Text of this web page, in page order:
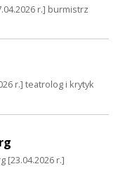
r.] burmistrz
r.] teatrolog i krytyk
[23.04.2026 r.]